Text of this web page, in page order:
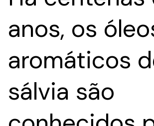
anos, os
aromáticos
sálvia são